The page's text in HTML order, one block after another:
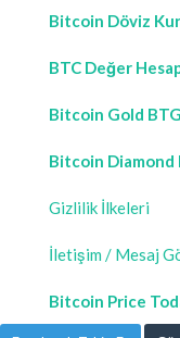
Bitcoin Döviz
BTC Değer
Bitcoin Gold
Bitcoin Diamond
Gizlilik İlkeleri
İletişim / Mesaj
Bitcoin Price